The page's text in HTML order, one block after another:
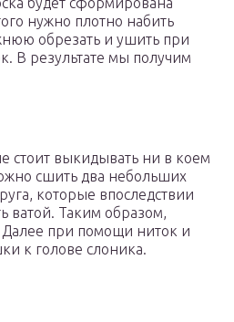
нужно плотно набить
обрезать и ушить при
В результате мы получим
стоит выкидывать ни в коем
сшить два небольших
которые впоследствии
ватой. Таким образом,
Далее при помощи ниток и
к голове слоника.